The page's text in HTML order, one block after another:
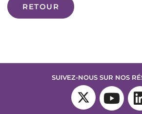
RETOUR
SUIVEZ-NOUS SUR NOS